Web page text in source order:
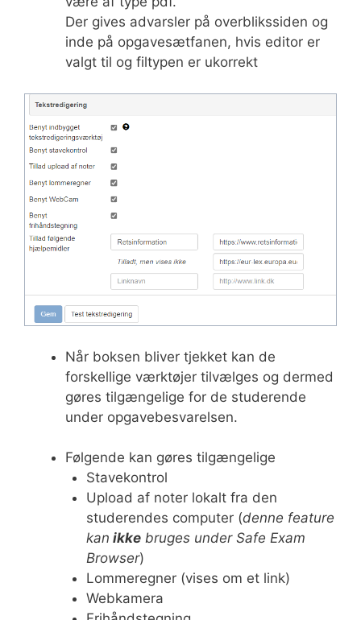
Der gives advarsler på overblikssiden og
inde på opgavesætfanen, hvis editor er
valgt til og filtypen er ukorrekt
Når boksen bliver tjekket kan de
forskellige værktøjer tilvælges og dermed
gøres tilgængelige for de studerende
under opgavebesvarelsen.
Følgende kan gøres tilgængelige
Stavekontrol
Upload af noter lokalt fra den
studerendes computer (denne feature
kan ikkebruges under Safe Exam
Browser)
Lommeregner (vises om et link)
Webkamera